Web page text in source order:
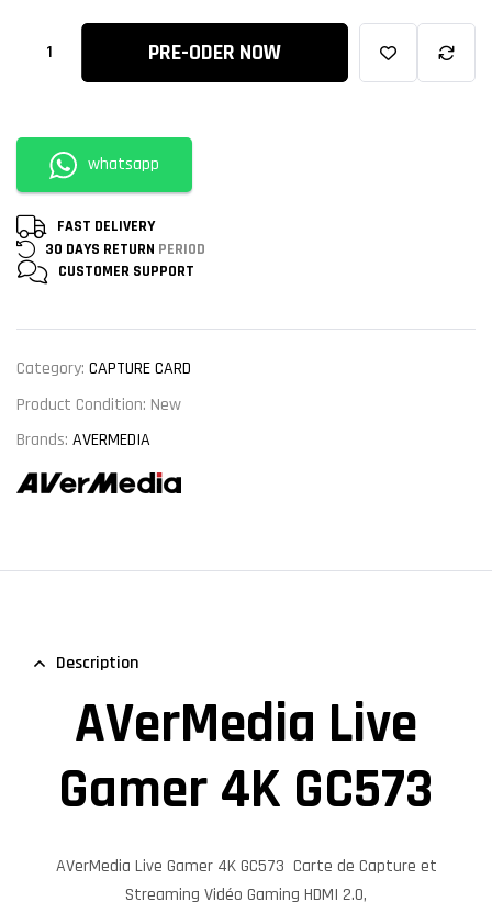
PRE-ODER NOW
whatsapp
FAST DELIVERY
30 DAYS RETURN PERIOD
CUSTOMER SUPPORT
Category: CAPTURE CARD
Product Condition: New
Brands: AVERMEDIA
Description
AVerMedia Live
Gamer 4K GC573
AVerMedia Live Gamer 4K GC573 Carte de Capture et
Streaming Vidéo Gaming HDMI 2.0,